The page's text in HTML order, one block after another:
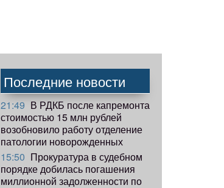
Последние новости
21:49 В РДКБ после капремонта
стоимостью 15 млн рублей
возобновило работу отделение
патологии новорожденных
15:50 Прокуратура в судебном
порядке добилась погашения
миллионной задолженности по